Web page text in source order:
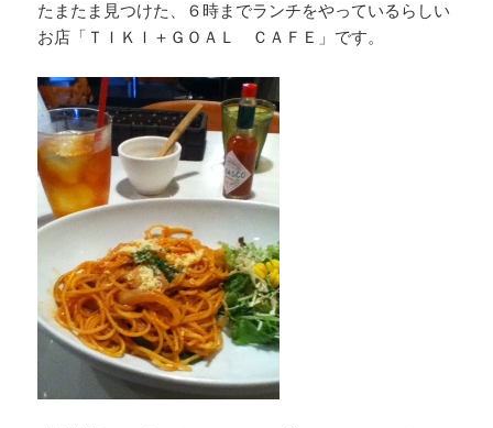
たまたま見つけた、６時までランチをやっているらしい
お店「ＴＩＫＩ＋ＧＯＡＬ ＣＡＦＥ」です。